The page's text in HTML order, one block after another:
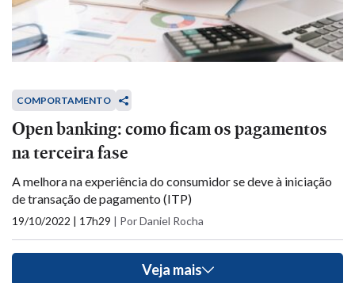
COMPORTAMENTO
Open banking: como ficam os pagamentos
na terceira fase
A melhora na experiência do consumidor se deve à iniciação
de transação de pagamento (ITP)
19/10/2022 | 17h29 | Por Daniel Rocha
Veja mais